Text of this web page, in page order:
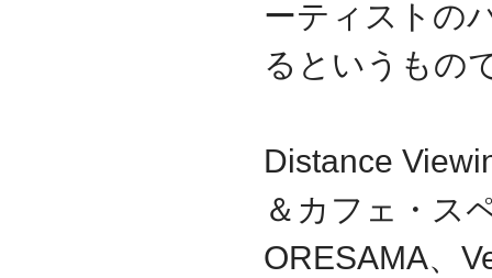
ーティストの
るというもの
Distance
＆カフェ・ス
ORESAMA、